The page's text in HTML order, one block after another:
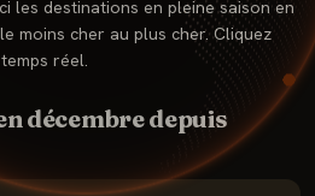
les destinations en pleine saison en
moins cher au plus cher. Cliquez
réel.
décembredepuis